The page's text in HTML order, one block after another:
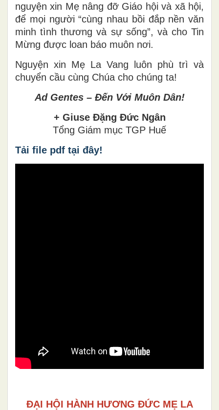
nguyện xin Mẹ nâng đỡ Giáo hội và xã hội,
để mọi người “cùng nhau bồi đắp nền văn
minh tình thương và sự sống”, và cho Tin
Mừng được loan báo muôn nơi.
Nguyện xin Mẹ La Vang luôn phù trì và
chuyển cầu cùng Chúa cho chúng ta!
Ad Gentes – Đến Với Muôn Dân!
+ Giuse Đặng Đức Ngân
Tổng Giám mục TGP Huế
Tải file pdf tại đây!
ĐẠI HỘI HÀNH HƯƠNG ĐỨC MẸ LA